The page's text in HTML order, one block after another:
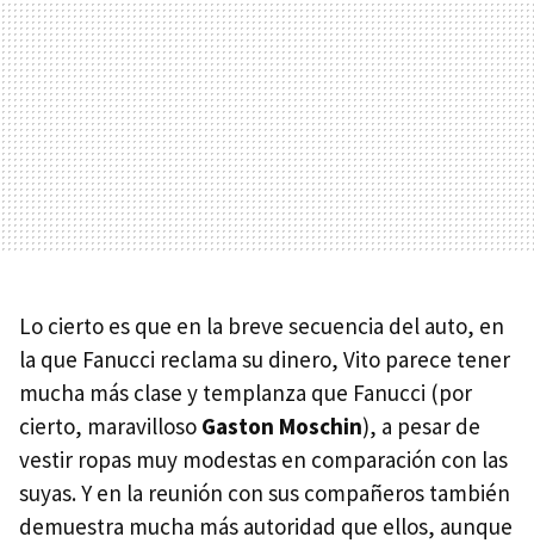
Lo cierto es que en la breve secuencia del auto, en
la que Fanucci reclama su dinero, Vito parece tener
mucha más clase y templanza que Fanucci (por
cierto, maravilloso Gaston Moschin), a pesar de
vestir ropas muy modestas en comparación con las
suyas. Y en la reunión con sus compañeros también
demuestra mucha más autoridad que ellos, aunque